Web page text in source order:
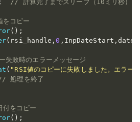
; // 計算完了までスリープ（10ミリ秒）
コピー
( ) ;
( rsi_handle ,0 , InpDateStart ,
敗時のエラーメッセージ
( "RSI値のコピーに失敗しました。エラー
処理を終了
をコピー
( ) ;